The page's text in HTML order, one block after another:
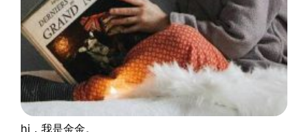
hi，我是金金。